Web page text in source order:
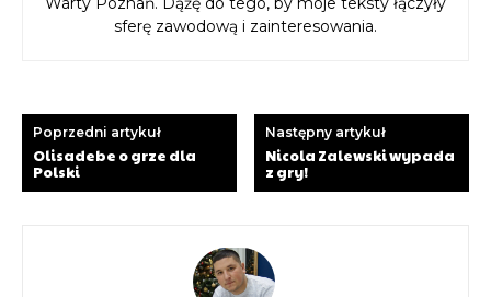
sferę zawodową i zainteresowania.
Poprzedni artykuł
Olisadebe o grze dla
Polski
Następny artykuł
Nicola Zalewski wypada
z gry!